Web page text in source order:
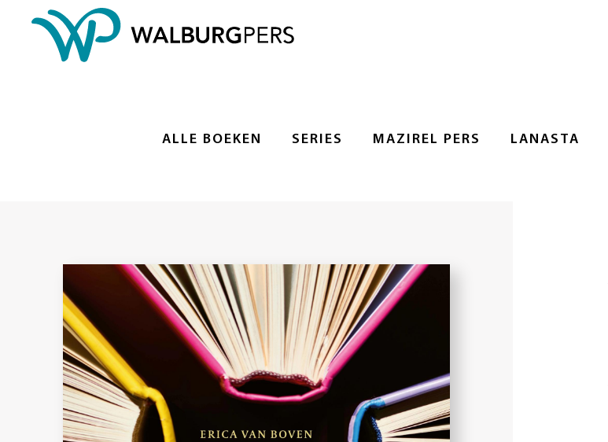
ALLE BOEKEN SERIES MAZIREL PERS LANASTA